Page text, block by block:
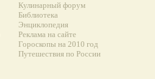
Кулинарный форум
Библиотека
Энциклопедия
Реклама на сайте
Гороскопы на 2010 год
Путешествия по России